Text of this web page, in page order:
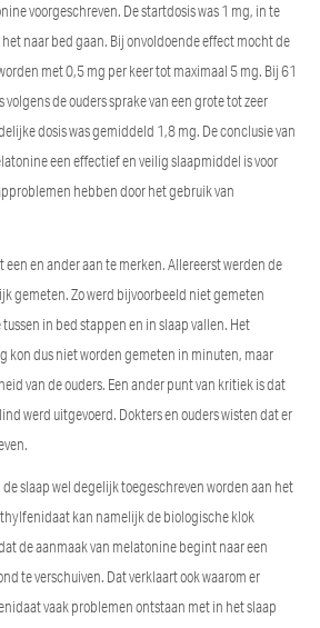
voorgeschreven. De startdosis was 1 mg, in te
naar bed gaan. Bij onvoldoende effect mocht de
met 0,5 mg per keer tot maximaal 5 mg. Bij 61
de ouders sprake van een grote tot zeer
dosis was gemiddeld 1,8 mg. De conclusie van
een effectief en veilig slaapmiddel is voor
hebben door het gebruik van
een en ander aan te merken. Allereerst werden de
gemeten. Zo werd bijvoorbeeld niet gemeten
in bed stappen en in slaap vallen. Het
kon dus niet worden gemeten in minuten, maar
van de ouders. Een ander punt van kritiek is dat
werd uitgevoerd. Dokters en ouders wisten dat er
slaap wel degelijk toegeschreven worden aan het
kan namelijk de biologische klok
de aanmaak van melatonine begint naar een
te verschuiven. Dat verklaart ook waarom er
vaak problemen ontstaan met in het slaap